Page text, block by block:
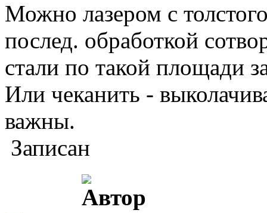
Можно лазером с
послед. обработкой
стали по такой площади
Или чеканить -
важны.
Записан